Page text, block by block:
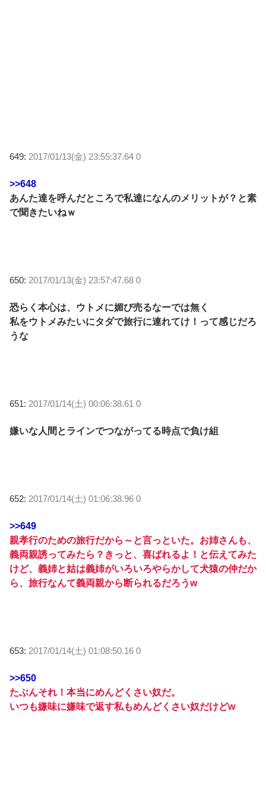
649: 2017/01/13(金) 23:55:37.64 0
>>648
あんた達を呼んだところで私達になんのメリットが？と素
で聞きたいねｗ
650: 2017/01/13(金) 23:57:47.68 0
恐らく本心は、ウトメに媚び売るなーでは無く
私をウトメみたいにタダで旅行に連れてけ！って感じだろ
うな
651: 2017/01/14(土) 00:06:38.61 0
嫌いな人間とラインでつながってる時点で負け組
652: 2017/01/14(土) 01:06:38.96 0
>>649
親孝行のための旅行だから～と言っといた。お姉さんも、
義両親誘ってみたら？きっと、喜ばれるよ！と伝えてみた
けど、義姉と姑は義姉がいろいろやらかして犬猿の仲だか
ら、旅行なんて義両親から断られるだろうw
653: 2017/01/14(土) 01:08:50.16 0
>>650
たぶんそれ！本当にめんどくさい奴だ。
いつも嫌味に嫌味で返す私もめんどくさい奴だけどw